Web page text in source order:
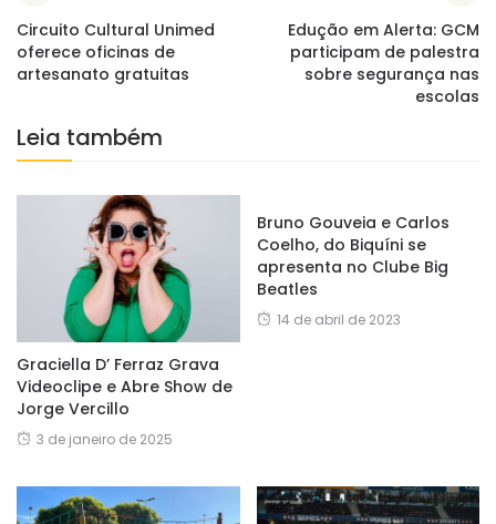
Circuito Cultural Unimed
oferece oficinas de
artesanato gratuitas
Edução em Alerta: GCM
participam de palestra
sobre segurança nas
escolas
Leia também
Graciella D’ Ferraz Grava
Videoclipe e Abre Show de
Jorge Vercillo
3 de janeiro de 2025
Bruno Gouveia e Carlos
Coelho, do Biquíni se
apresenta no Clube Big
Beatles
14 de abril de 2023